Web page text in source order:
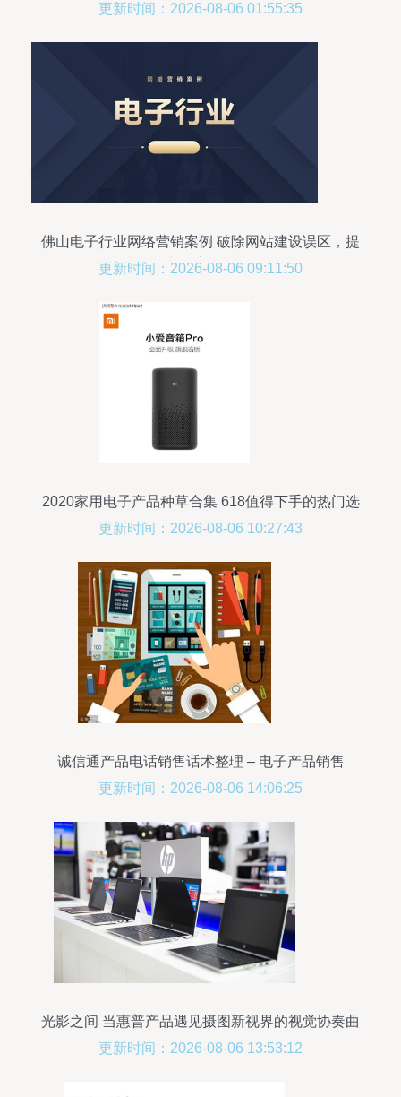
更新时间：2026-08-06 01:55:35
佛山电子行业网络营销案例 破除网站建设误区，提
升电子产品销售
更新时间：2026-08-06 09:11:50
2020家用电子产品种草合集 618值得下手的热门选
择
更新时间：2026-08-06 10:27:43
诚信通产品电话销售话术整理 – 电子产品销售
更新时间：2026-08-06 14:06:25
光影之间 当惠普产品遇见摄图新视界的视觉协奏曲
更新时间：2026-08-06 13:53:12